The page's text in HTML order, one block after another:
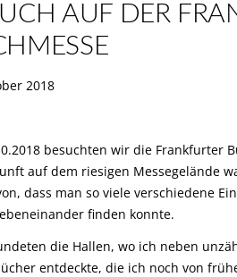
AUF DER
2018
besuchten wir die Frankfurter
auf dem riesigen Messegelände
dass man so viele verschiedene
finden konnte.
die Hallen, wo ich neben
entdeckte, die ich noch von